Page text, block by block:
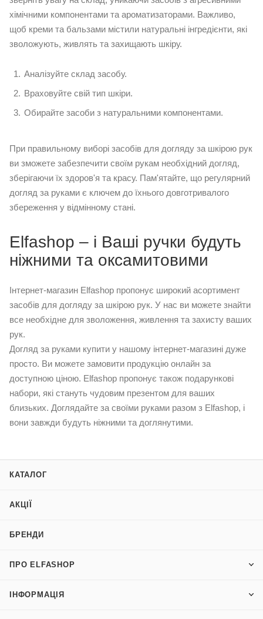
хімічними компонентами та ароматизаторами. Важливо,
щоб креми та бальзами містили натуральні інгредієнти, які
зволожують, живлять та захищають шкіру.
Аналізуйте склад засобу.
Враховуйте свій тип шкіри.
Обирайте засоби з натуральними компонентами.
При правильному виборі засобів для догляду за шкірою рук
ви зможете забезпечити своїм рукам необхідний догляд,
зберігаючи їх здоров'я та красу. Пам'ятайте, що регулярний
догляд за руками є ключем до їхнього довготривалого
збереження у відмінному стані.
Elfashop – і Ваші ручки будуть
ніжними та оксамитовими
Інтернет-магазин Elfashop пропонує широкий асортимент
засобів для догляду за шкірою рук. У нас ви можете знайти
все необхідне для зволоження, живлення та захисту ваших
рук.
Догляд за руками купити у нашому інтернет-магазині дуже
просто. Ви можете замовити продукцію онлайн за
доступною ціною. Elfashop пропонує також подарункові
набори, які стануть чудовим презентом для ваших
близьких. Доглядайте за своїми руками разом з Elfashop, і
вони завжди будуть ніжними та доглянутими.
КАТАЛОГ
АКЦІЇ
БРЕНДИ
ПРО ELFASHOP
ІНФОРМАЦІЯ